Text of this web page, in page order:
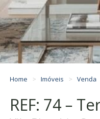
Home Imóveis Venda
REF: 74 –